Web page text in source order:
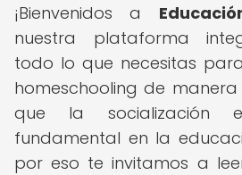
¡Bienvenidos a
nuestra plataforma
todo lo que necesitas
homeschooling de manera
que la socialización
fundamental en la
por eso te invitamos a